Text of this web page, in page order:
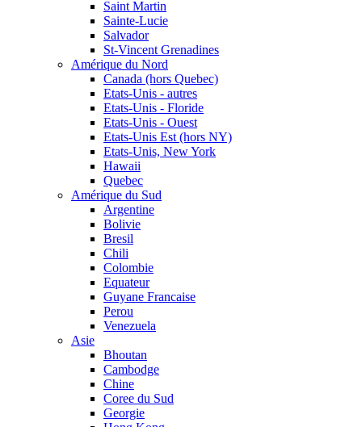
Saint Martin
Sainte-Lucie
Salvador
St-Vincent Grenadines
Amérique du Nord
Canada (hors Quebec)
Etats-Unis - autres
Etats-Unis - Floride
Etats-Unis - Ouest
Etats-Unis Est (hors NY)
Etats-Unis, New York
Hawaii
Quebec
Amérique du Sud
Argentine
Bolivie
Bresil
Chili
Colombie
Equateur
Guyane Francaise
Perou
Venezuela
Asie
Bhoutan
Cambodge
Chine
Coree du Sud
Georgie